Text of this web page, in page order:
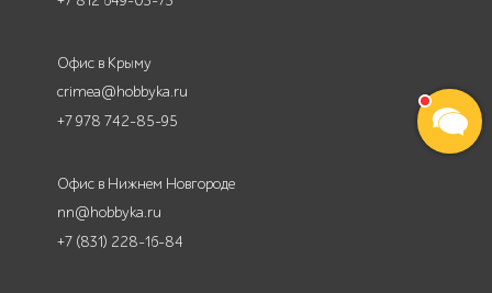
Офис в Крыму
crimea@hobbyka.ru
+7 978 742-85-95
Офис в Нижнем Новгороде
nn@hobbyka.ru
+7 (831) 228-16-84